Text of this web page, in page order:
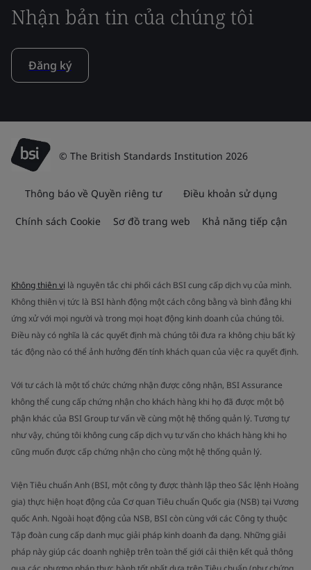
Nhận bản tin của chúng tôi
Đăng ký
© The British Standards Institution 2026
Thông báo về Quyền riêng tư Điều khoản sử dụng
Chính sách Cookie Sơ đồ trang web Khả năng tiếp cận
Không thiên vị là nguyên tắc chi phối cách BSI cung cấp dịch vụ của mình.
Không thiên vị tức là BSI hành động một cách công bằng và bình đẳng khi
ứng xử với mọi người và trong mọi hoạt động kinh doanh của chúng tôi.
Điều này có nghĩa là các quyết định mà chúng tôi đưa ra không chịu bất kỳ
tác động nào có thể ảnh hưởng đến tính khách quan của việc ra quyết định.
Với tư cách là một tổ chức chứng nhận được công nhận, BSI Assurance
không thể cung cấp chứng nhận cho khách hàng khi họ đã được một bộ
phận khác của BSI Group tư vấn về cùng một hệ thống quản lý. Tương tự
như vậy, chúng tôi không cung cấp dịch vụ tư vấn cho khách hàng khi họ
cũng muốn được cấp chứng nhận cho cùng một hệ thống quản lý.
Viện Tiêu chuẩn Anh (BSI, một công ty được thành lập theo Sắc lệnh Hoàng
gia) thực hiện hoạt động của Cơ quan Tiêu chuẩn Quốc gia (NSB) tại Vương
quốc Anh. Ngoài hoạt động của NSB, BSI còn cùng với các Công ty thuộc
Tập đoàn cung cấp danh mục giải pháp kinh doanh đa dạng. Những giải
pháp này giúp các doanh nghiệp trên toàn thế giới cải thiện kết quả thông